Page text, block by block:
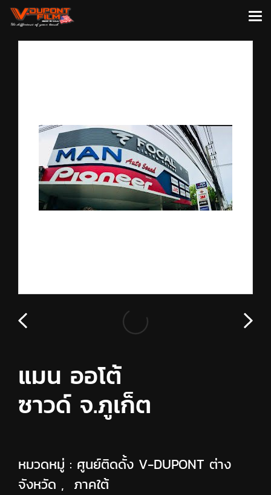
แมน ออโต้
ซาวด์ จ.ภูเก็ต
หมวดหมู่ : ศูนย์ติดดั้ง V-DUPONT ต่าง
จังหวัด , ภาคใต้